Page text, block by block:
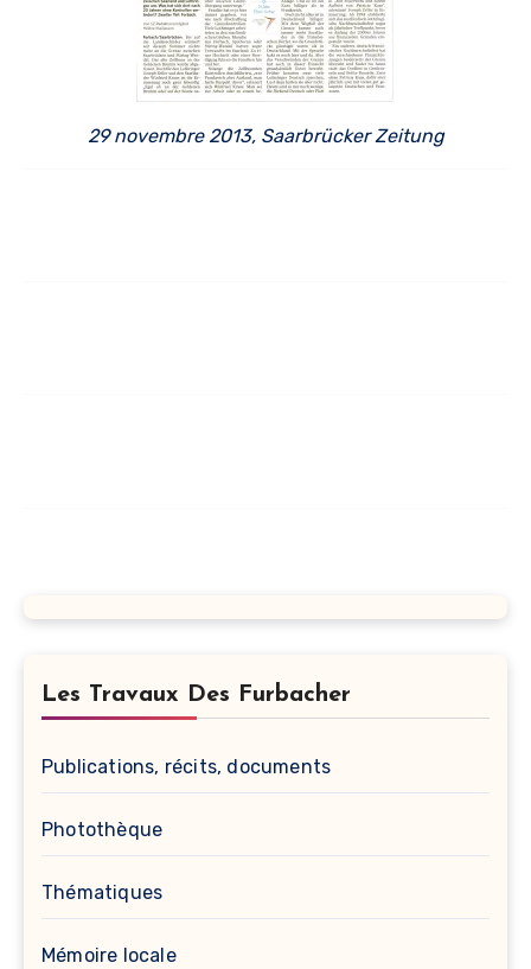
29 novembre 2013, Saarbrücker Zeitung
Les Travaux Des Furbacher
Publications, récits, documents
Photothèque
Thématiques
Mémoire locale